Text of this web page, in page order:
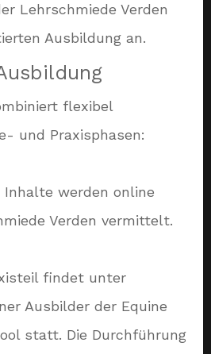
Lehrschmiede Verden
Ausbildung an.
flexibel
und Praxisphasen:
Inhalte werden online
Verden vermittelt.
findet unter
Ausbilder der Equine
statt. Die Durchführung